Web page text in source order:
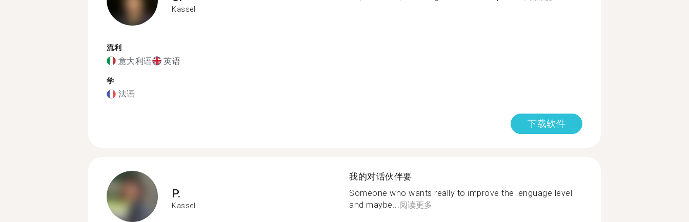
Kassel
流利
意大利语 英语
学
法语
下载软件
P.
Kassel
我的对话伙伴要
Someone who wants really to improve the lenguage level
and maybe...阅读更多